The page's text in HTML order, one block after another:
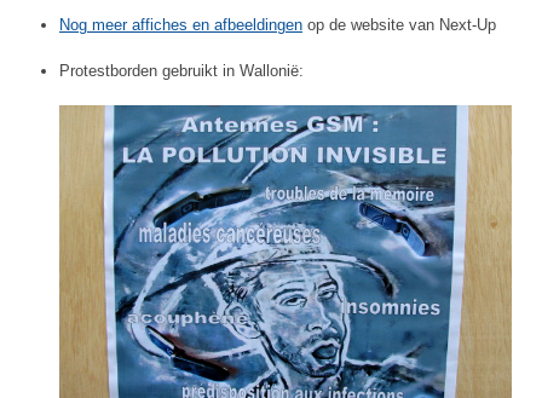
Nog meer affiches en afbeeldingen op de website van Next-Up
Protestborden gebruikt in Wallonië: